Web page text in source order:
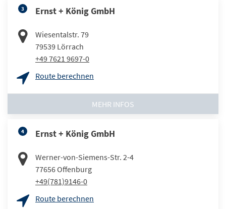
3 Ernst + König GmbH
Wiesentalstr. 79
79539 Lörrach
+49 7621 9697-0
Route berechnen
MEHR INFOS
4 Ernst + König GmbH
Werner-von-Siemens-Str. 2-4
77656Offenburg
+49(781)9146-0
Route berechnen